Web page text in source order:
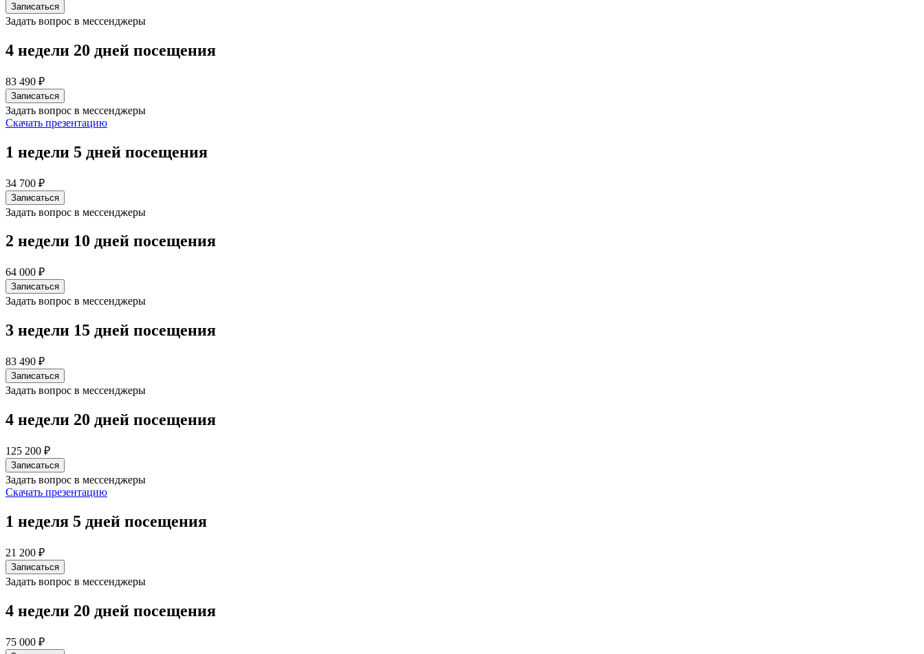
Записаться
Задать вопрос в мессенджеры
4 недели 20 дней посещения
83 490 ₽
Записаться
Задать вопрос в мессенджеры
Скачать презентацию
1 недели 5 дней посещения
34 700 ₽
Записаться
Задать вопрос в мессенджеры
2 недели 10 дней посещения
64 000 ₽
Записаться
Задать вопрос в мессенджеры
3 недели 15 дней посещения
83 490 ₽
Записаться
Задать вопрос в мессенджеры
4 недели 20 дней посещения
125 200 ₽
Записаться
Задать вопрос в мессенджеры
Скачать презентацию
1 неделя 5 дней посещения
21 200 ₽
Записаться
Задать вопрос в мессенджеры
4 недели 20 дней посещения
75 000 ₽